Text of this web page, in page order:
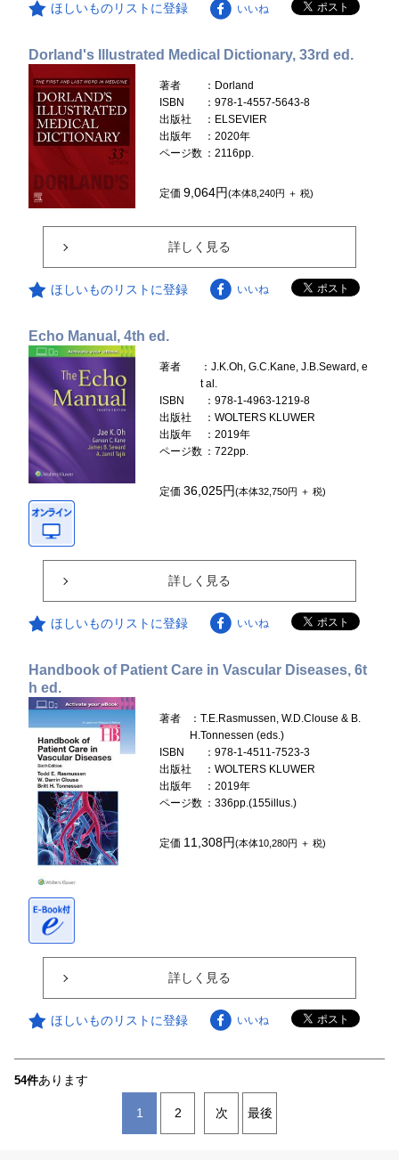
ほしいものリストに登録 いいね
Dorland's Illustrated Medical Dictionary, 33rd ed.
著者
：Dorland
ISBN
：978-1-4557-5643-8
出版社
：ELSEVIER
出版年
：2020年
ページ数 ：2116pp.
定価9,064円(本体8,240円 ＋ 税)
詳しく見る
ほしいものリストに登録 いいね
Echo Manual, 4th ed.
著者
：J.K.Oh, G.C.Kane, J.B.Seward, e
t al.
ISBN
：978-1-4963-1219-8
出版社
：WOLTERS KLUWER
出版年
：2019年
ページ数 ：722pp.
定価36,025円(本体32,750円 ＋ 税)
詳しく見る
ほしいものリストに登録 いいね
Handbook of Patient Care in Vascular Diseases, 6t
h ed.
著者
：T.E.Rasmussen, W.D.Clouse & B.
H.Tonnessen (eds.)
ISBN
：978-1-4511-7523-3
出版社
：WOLTERS KLUWER
出版年
：2019年
ページ数 ：336pp.(155illus.)
定価 11,308円(本体10,280円 ＋ 税)
詳しく見る
ほしいものリストに登録 いいね
54件あります
1 2 次 最後